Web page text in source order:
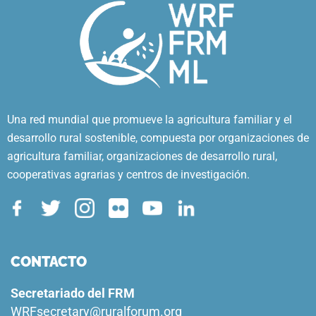
Una red mundial que promueve la agricultura familiar y el
desarrollo rural sostenible, compuesta por organizaciones de
agricultura familiar, organizaciones de desarrollo rural,
cooperativas agrarias y centros de investigación.
CONTACTO
Secretariado del FRM
WRFsecretary@ruralforum.org